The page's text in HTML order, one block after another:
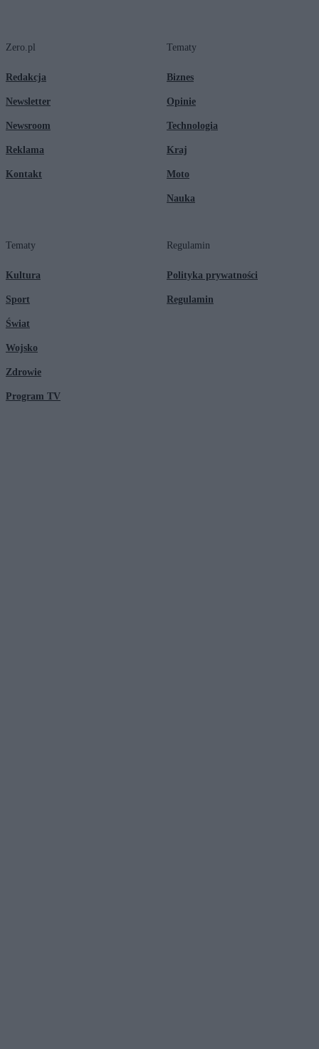
Zero.pl
Redakcja
Newsletter
Newsroom
Reklama
Kontakt
Tematy
Biznes
Opinie
Technologia
Kraj
Moto
Nauka
Tematy
Kultura
Sport
Świat
Wojsko
Zdrowie
Program TV
Regulamin
Polityka prywatności
Regulamin